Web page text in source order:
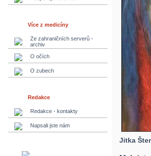
Více z medicíny
Ze zahraničních serverů -
archiv
O očích
O zubech
Redakce
Redakce - kontakty
Napsali jste nám
Jitka